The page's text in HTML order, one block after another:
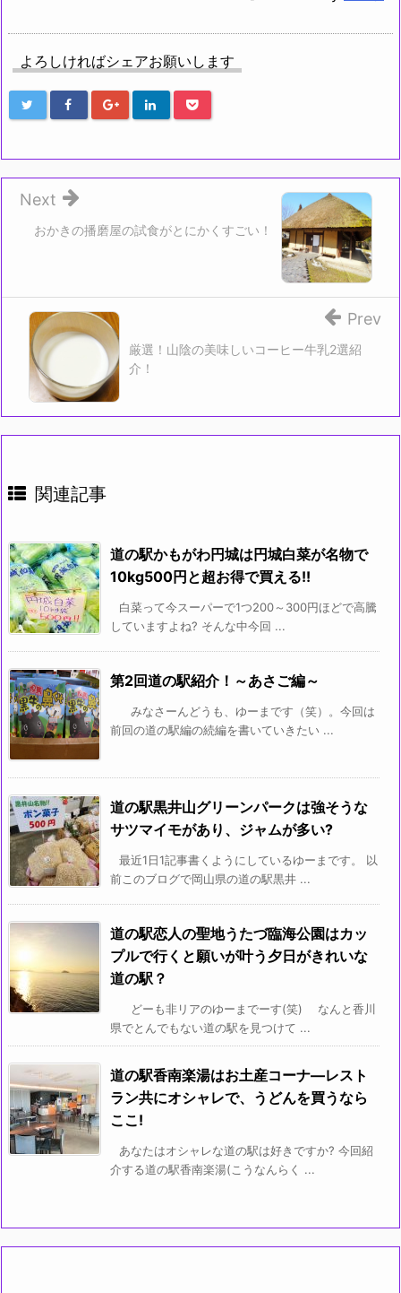
よろしければシェアお願いします
おかきの播磨屋の試食がとにかくすごい！
Next
厳選！山陰の美味しいコーヒー牛乳2選紹
介！
Prev
関連記事
道の駅かもがわ円城は円城白菜が名物で
10kg500円と超お得で買える!!
白菜って今スーパーで1つ200～300円ほどで高騰
していますよね? そんな中今回 ...
第2回道の駅紹介！～あさご編～
みなさーんどうも、ゆーまです（笑）。今回は
前回の道の駅編の続編を書いていきたい ...
道の駅黒井山グリーンパークは強そうな
サツマイモがあり、ジャムが多い?
最近1日1記事書くようにしているゆーまです。 以
前このブログで岡山県の道の駅黒井 ...
道の駅恋人の聖地うたづ臨海公園はカッ
プルで行くと願いが叶う夕日がきれいな
道の駅？
どーも非リアのゆーまでーす(笑) なんと香川
県でとんでもない道の駅を見つけて ...
道の駅香南楽湯はお土産コーナ―レスト
ラン共にオシャレで、うどんを買うなら
ここ!
あなたはオシャレな道の駅は好きですか? 今回紹
介する道の駅香南楽湯(こうなんらく ...